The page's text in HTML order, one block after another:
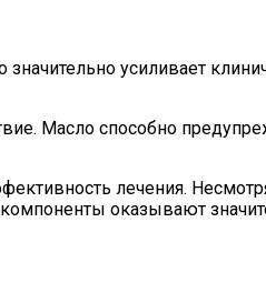
усиливает
Масло способно
лечения.
оказывают